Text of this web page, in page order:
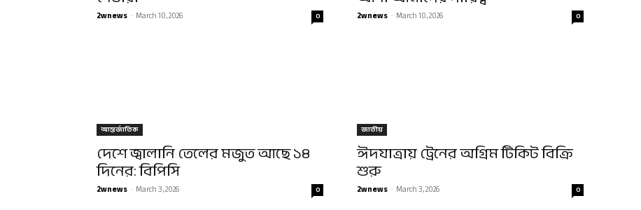
2wnews - March 10, 2026 0 2wnews - March 10, 2026 0
আন্তর্জাতিক
দেশে জ্বালানি তেলের মজুত আছে ১৪
দিনের: বিপিসি
2wnews - March 3, 2026 0
জাতীয়
ঈদযাত্রায় ট্রেনের অগ্রিম টিকিট বিক্রি
শুরু
2wnews - March 3, 2026 0